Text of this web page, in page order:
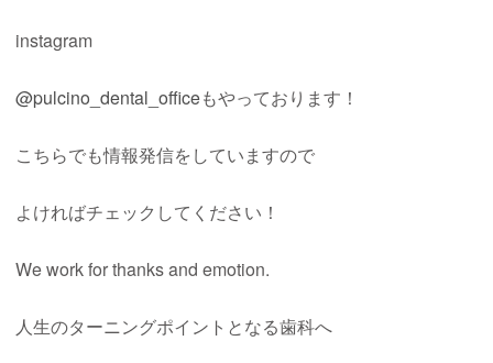
instagram
@pulcino_dental_officeもやっております！
こちらでも情報発信をしていますので
よければチェックしてください！
We work for thanks and emotion.
人生のターニングポイントとなる歯科へ